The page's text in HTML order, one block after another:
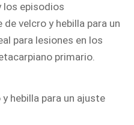
los episodios
velcro y hebilla para un
para lesiones en los
primario.
hebilla para un ajuste